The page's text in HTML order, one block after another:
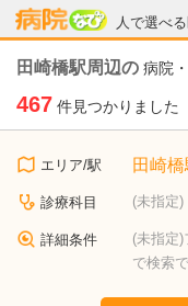
人で選べ
病院なび
田崎橋駅周辺の 病院
467 件見つかりました
エリア/駅 田崎
診療科目 (未指定)
詳細条件
(未指定
で検索